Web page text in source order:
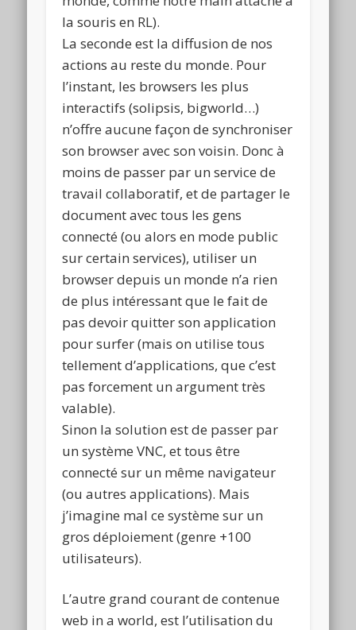
la souris en RL).
La seconde est la diffusion de nos
actions au reste du monde. Pour
l’instant, les browsers les plus
interactifs (solipsis, bigworld…)
n’offre aucune façon de synchroniser
son browser avec son voisin. Donc à
moins de passer par un service de
travail collaboratif, et de partager le
document avec tous les gens
connecté (ou alors en mode public
sur certain services), utiliser un
browser depuis un monde n’a rien
de plus intéressant que le fait de
pas devoir quitter son application
pour surfer (mais on utilise tous
tellement d’applications, que c’est
pas forcement un argument très
valable).
Sinon la solution est de passer par
un système VNC, et tous être
connecté sur un même navigateur
(ou autres applications). Mais
j’imagine mal ce système sur un
gros déploiement (genre +100
utilisateurs).
L’autre grand courant de contenue
web in a world, est l’utilisation du